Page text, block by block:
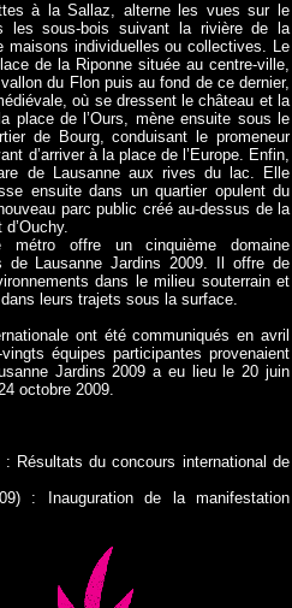
à la Sallaz, alterne les vues sur le
les sous-bois suivant la rivière de la
maisons individuelles ou collectives. Le
de la Riponne située au centre-ville,
du Flon puis au fond de ce dernier,
où se dressent le château et la
place de l’Ours, mène ensuite sous le
de Bourg, conduisant le promeneur
d’arriver à la place de l’Europe. Enfin,
de Lausanne aux rives du lac. Elle
ensuite dans un quartier opulent du
parc public créé au-dessus de la
métro offre un cinquième domaine
de Lausanne Jardins 2009. Il offre de
dans le milieu souterrain et
leurs trajets sous la surface.
ont été communiqués en avril
équipes participantes provenaient
Jardins 2009 a eu lieu le 20 juin
octobre 2009.
Résultats du concours international de
: Inauguration de la manifestation